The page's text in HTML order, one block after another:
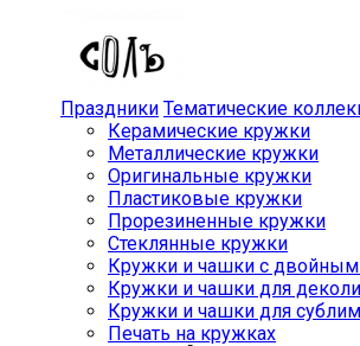
Праздники Тематические
Керамические кружки
Металлические кружки
Оригинальные кружки
Пластиковые кружки
Прорезиненные кружки
Стеклянные кружки
Кружки и чашки с
Кружки и чашки для деколи
Кружки и чашки для
Печать на кружках